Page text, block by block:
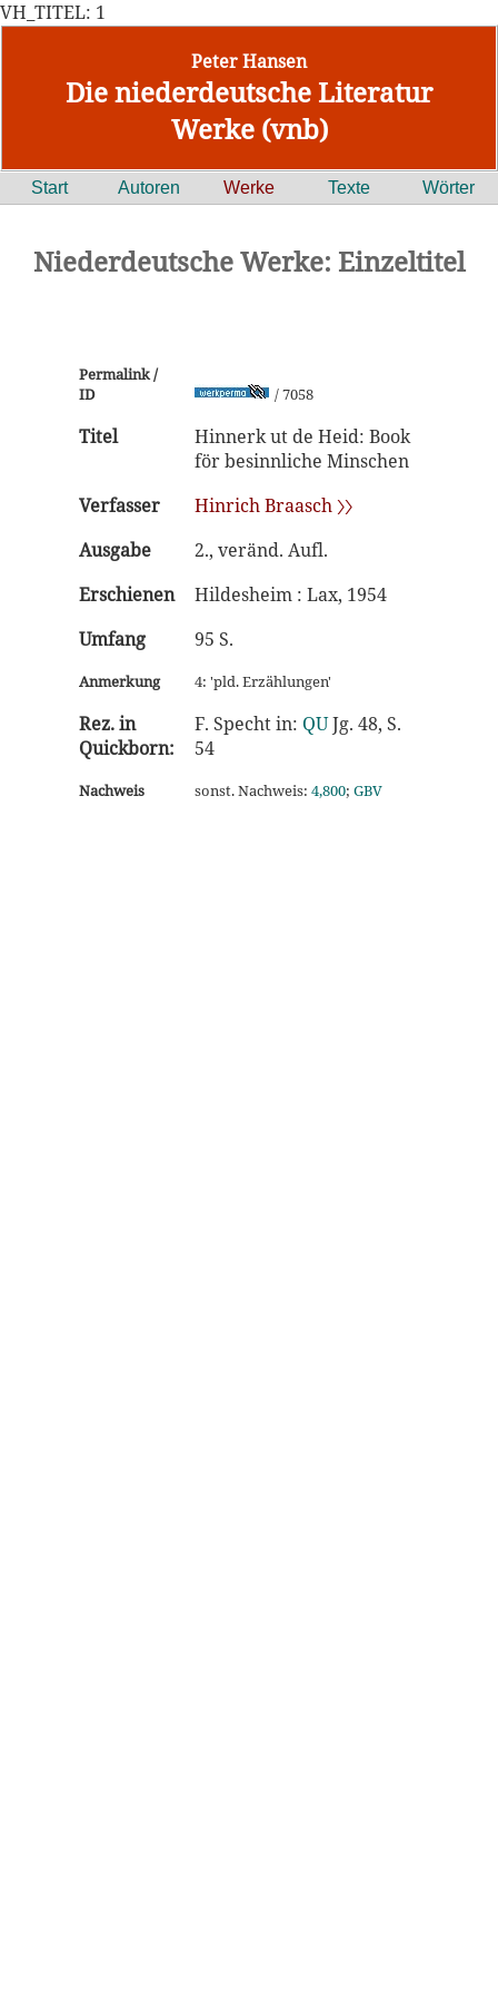
VH_TITEL: 1
Peter Hansen
Die niederdeutsche Literatur
Werke (vnb)
Start Autoren Werke Texte Wörter
Niederdeutsche Werke: Einzeltitel
Permalink /
ID
/ 7058
Titel
Hinnerk ut de Heid: Book
för besinnliche Minschen
Verfasser
Hinrich Braasch 〉〉
Ausgabe
2., veränd. Aufl.
Erschienen
Hildesheim : Lax, 1954
Umfang
95 S.
Anmerkung 4: 'pld. Erzählungen'
Rez. in
Quickborn:
F. Specht in: QUJg. 48, S.
54
Nachweis sonst. Nachweis: 4,800; GBV